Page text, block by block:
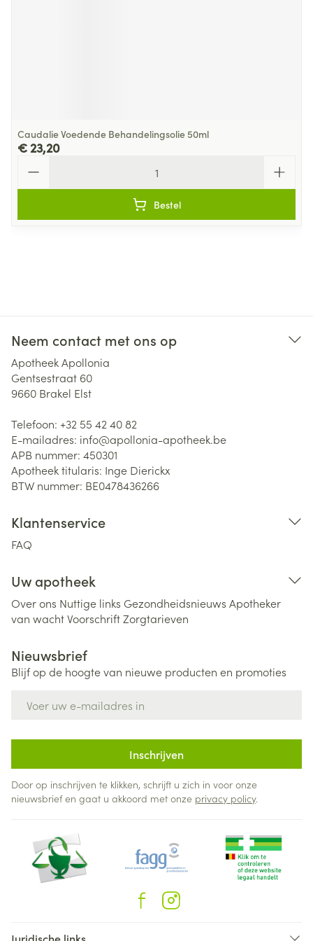
Caudalie Voedende Behandelingsolie 50ml
€ 23,20
Bestel
Neem contact met ons op
Apotheek Apollonia
Gentsestraat 60
9660 Brakel Elst
Telefoon: +32 55 42 40 82
E-mailadres: info@apollonia-apotheek.be
APB nummer: 450301
Apotheek titularis: Inge Dierickx
BTW nummer: BE0478436266
Klantenservice
FAQ
Uw apotheek
Over ons Nuttige links Gezondheidsnieuws Apotheker
van wachtVoorschriftZorgtarieven
Nieuwsbrief
Blijf op de hoogte van nieuwe producten en promoties
Inschrijven
Door op inschrijven te klikken, schrijft u zich in voor onze
nieuwsbrief en gaat u akkoord met onze privacy policy.